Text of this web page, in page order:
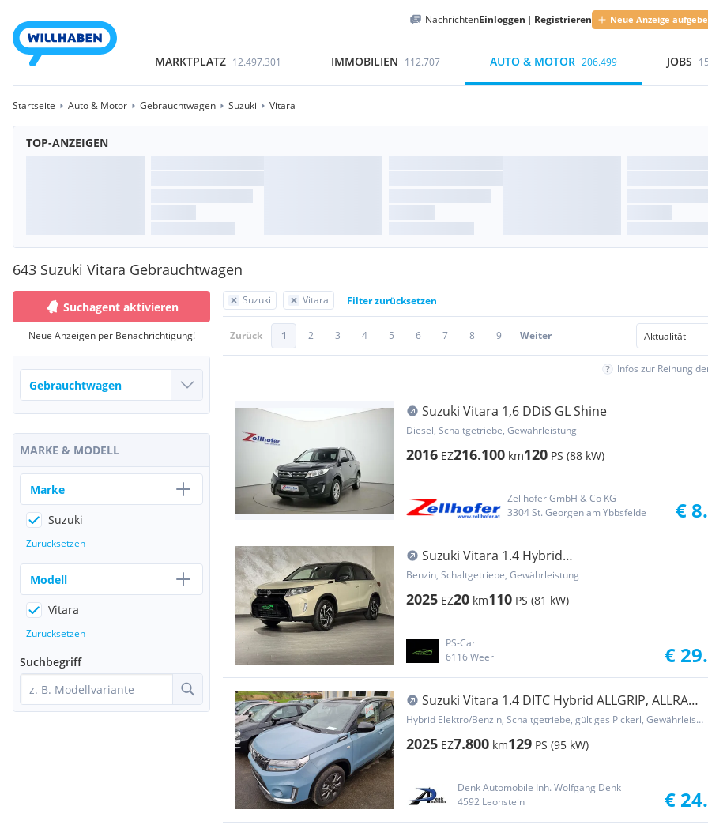
NachrichtenEinloggen | Registrieren Neue Anzeige
MARKTPLATZ 12.497.301 IMMOBILIEN 112.707 AUTO & MOTOR 206.499 JOBS
Startseite Auto & Motor Gebrauchtwagen Suzuki Vitara
TOP-ANZEIGEN
643 Suzuki Vitara Gebrauchtwagen
Suzuki Vitara Filter zurücksetzen
Zurück 1 2 3 4 5 6 7 8 9 Weiter
Infos zur Reihung
Suzuki Vitara 1,6 DDiS GL Shine
Diesel, Schaltgetriebe, Gewährleistung
2016 EZ216.100 km120 PS (88 kW)
Zellhofer GmbH & Co KG
3304 St. Georgen am Ybbsfelde
€
Suzuki Vitara 1.4 Hybrid
GLX**FLASH**AllGrip**4WD**
Benzin, Schaltgetriebe, Gewährleistung
2025 EZ20 km110 PS (81 kW)
PS-Car
6116 Weer
€
Suzuki Vitara 1.4 DITC Hybrid ALLGRIP, ALLRAD
'SHINE+
Hybrid Elektro/Benzin, Schaltgetriebe, gültiges Pickerl, Gewährleistung, Garantie
2025 EZ7.800 km129 PS (95 kW)
Denk Automobile Inh. Wolfgang Denk
4592 Leonstein
€
Suchagent aktivieren
Neue Anzeigen per Benachrichtigung!
MARKE & MODELL
Marke
Suzuki
Zurücksetzen
Modell
Vitara
Zurücksetzen
Suchbegriff